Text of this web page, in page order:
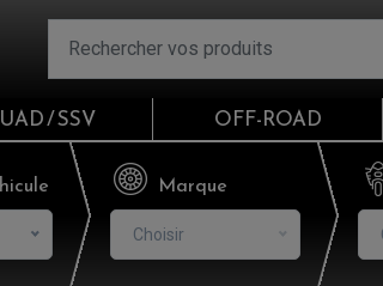
/ SSV OFF-ROAD
Marque
Choisir